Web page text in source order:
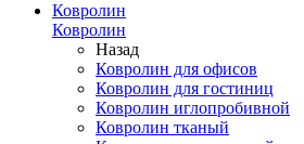
Ковролин
Ковролин
Назад
Ковролин для офисов
Ковролин для гостиниц
Ковролин иглопробивной
Ковролин тканый